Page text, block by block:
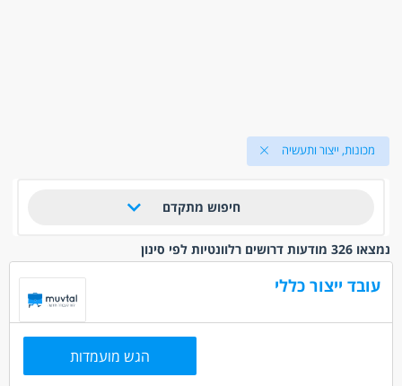
מכונות, ייצור ותעשיה
חיפוש מתקדם
נמצאו 326 מודעות דרושים רלוונטיות לפי סינון
עובד ייצור כללי
הגש מועמדות